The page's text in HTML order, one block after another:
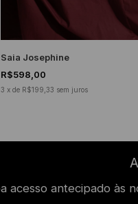
Saia Josephine
R$598,00
3 xde R$199,33 sem juros
acesso antecipado às